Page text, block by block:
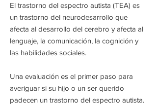
El trastorno del espectro autista (TEA) es
un trastorno del neurodesarrollo que
afecta al desarrollo del cerebro y afecta al
lenguaje, la comunicación, la cognición y
las habilidades sociales.
Una evaluación es el primer paso para
averiguar si su hijo o un ser querido
padecen un trastorno del espectro autista.